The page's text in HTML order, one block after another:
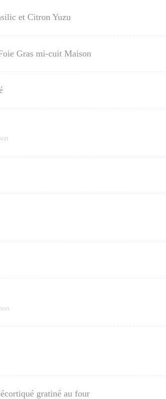
et Citron Yuzu
Gras mi-cuit Maison
gratiné au four